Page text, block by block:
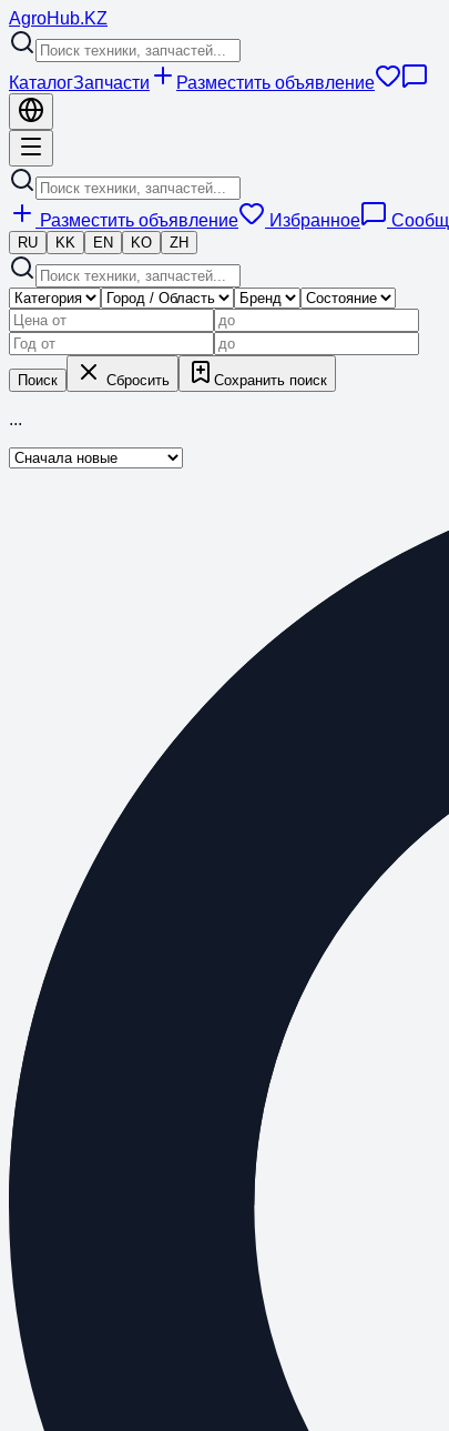
AgroHub.KZ
КаталогЗапчасти Разместить объявление
Разместить объявление Избранное
RU KK EN KO ZH
Поиск Сбросить Сохранить поиск
...